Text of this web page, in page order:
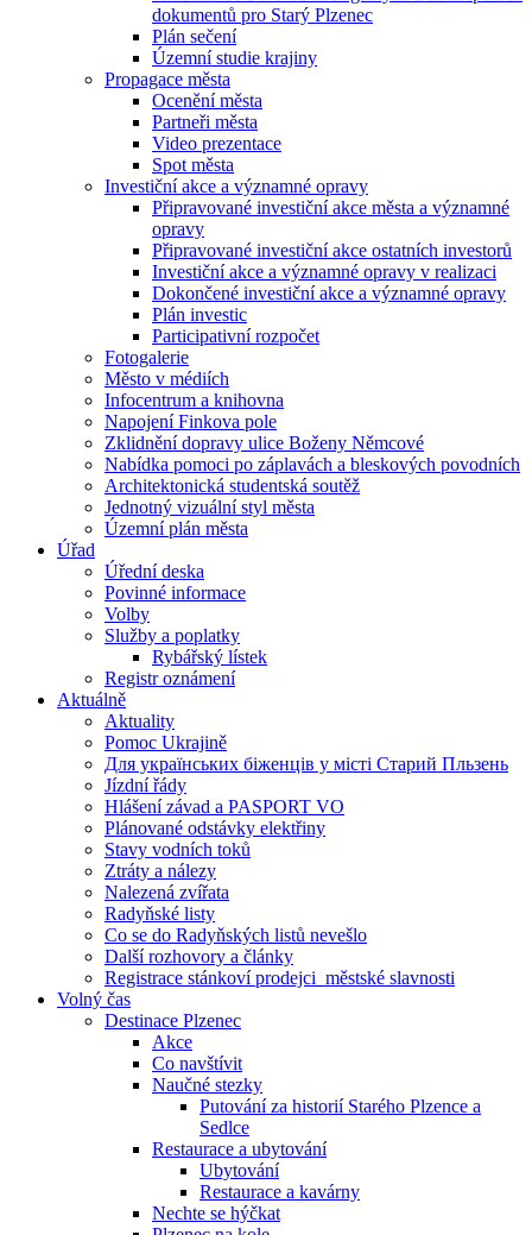
dokumentů pro Starý Plzenec
Plán sečení
Územní studie krajiny
Propagace města
Ocenění města
Partneři města
Video prezentace
Spot města
Investiční akce a významné opravy
Připravované investiční akce města a významné
opravy
Připravované investiční akce ostatních investorů
Investiční akce a významné opravy v realizaci
Dokončené investiční akce a významné opravy
Plán investic
Participativní rozpočet
Fotogalerie
Město v médiích
Infocentrum a knihovna
Napojení Finkova pole
Zklidnění dopravy ulice Boženy Němcové
Nabídka pomoci po záplavách a bleskových povodních
Architektonická studentská soutěž
Jednotný vizuální styl města
Územní plán města
Úřad
Úřední deska
Povinné informace
Volby
Služby a poplatky
Rybářský lístek
Registr oznámení
Aktuálně
Aktuality
Pomoc Ukrajině
Для українських біженців у місті Старий Пльзень
Jízdní řády
Hlášení závad a PASPORT VO
Plánované odstávky elektřiny
Stavy vodních toků
Ztráty a nálezy
Nalezená zvířata
Radyňské listy
Co se do Radyňských listů nevešlo
Další rozhovory a články
Registrace stánkoví prodejci_městské slavnosti
Volný čas
Destinace Plzenec
Akce
Co navštívit
Naučné stezky
Putování za historií Starého Plzence a
Sedlce
Restaurace a ubytování
Ubytování
Restaurace a kavárny
Nechte se hýčkat